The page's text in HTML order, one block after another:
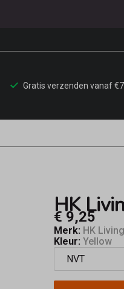
Gratis verzenden vanaf
HK
€ 9,25
Merk: HK Living
Kleur: Yellow